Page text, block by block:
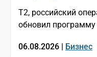
T2, российский
обновил
06.08.2026 | Бизнес